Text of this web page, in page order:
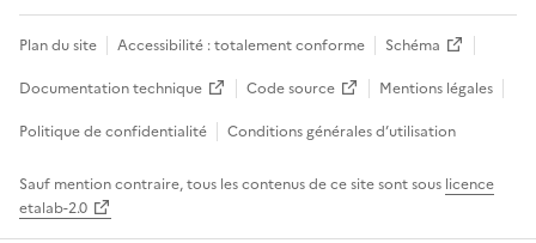
Plan du site Accessibilité : totalement conforme
Schéma
Documentation technique
Code source
Mentions légales
Politique de confidentialité
Conditions générales d’utilisation
Sauf mention contraire, tous les contenus de ce site sont sous licence
etalab-2.0